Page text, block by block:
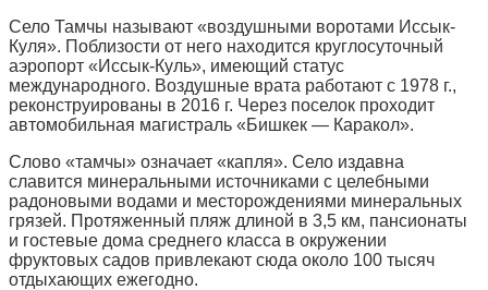
Село Тамчы называют «воздушными воротами Иссык-
Куля». Поблизости от него находится круглосуточный
аэропорт «Иссык-Куль», имеющий статус
международного. Воздушные врата работают с 1978 г.,
реконструированы в 2016 г. Через поселок проходит
автомобильная магистраль «Бишкек — Каракол».
Слово «тамчы» означает «капля». Село издавна
славится минеральными источниками с целебными
радоновыми водами и месторождениями минеральных
грязей. Протяженный пляж длиной в 3,5 км, пансионаты
и гостевые дома среднего класса в окружении
фруктовых садов привлекают сюда около 100 тысяч
отдыхающих ежегодно.